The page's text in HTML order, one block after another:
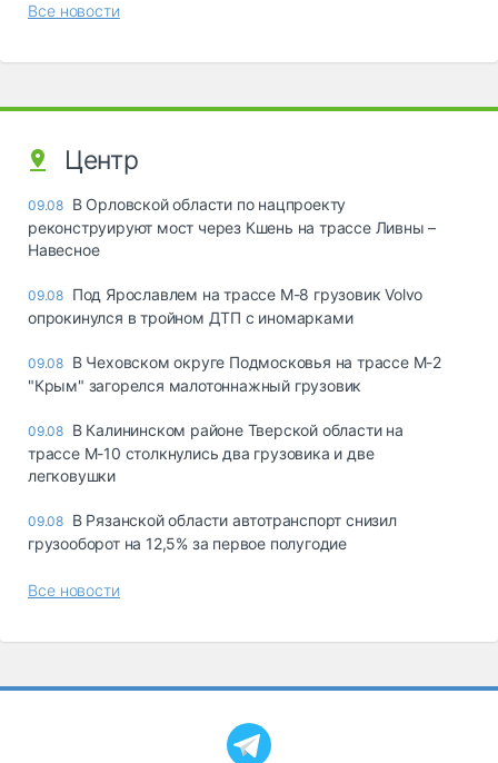
Все новости
Центр
09.08 В Орловской области по нацпроекту
реконструируют мост через Кшень на трассе Ливны –
Навесное
09.08 Под Ярославлем на трассе М-8 грузовик Volvo
опрокинулся в тройном ДТП с иномарками
09.08 В Чеховском округе Подмосковья на трассе М-2
"Крым" загорелся малотоннажный грузовик
09.08 В Калининском районе Тверской области на
трассе М-10 столкнулись два грузовика и две
легковушки
09.08 В Рязанской области автотранспорт снизил
грузооборот на 12,5% за первое полугодие
Все новости